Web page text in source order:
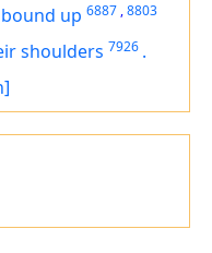
up 6887 ,8803
shoulders 7926 .